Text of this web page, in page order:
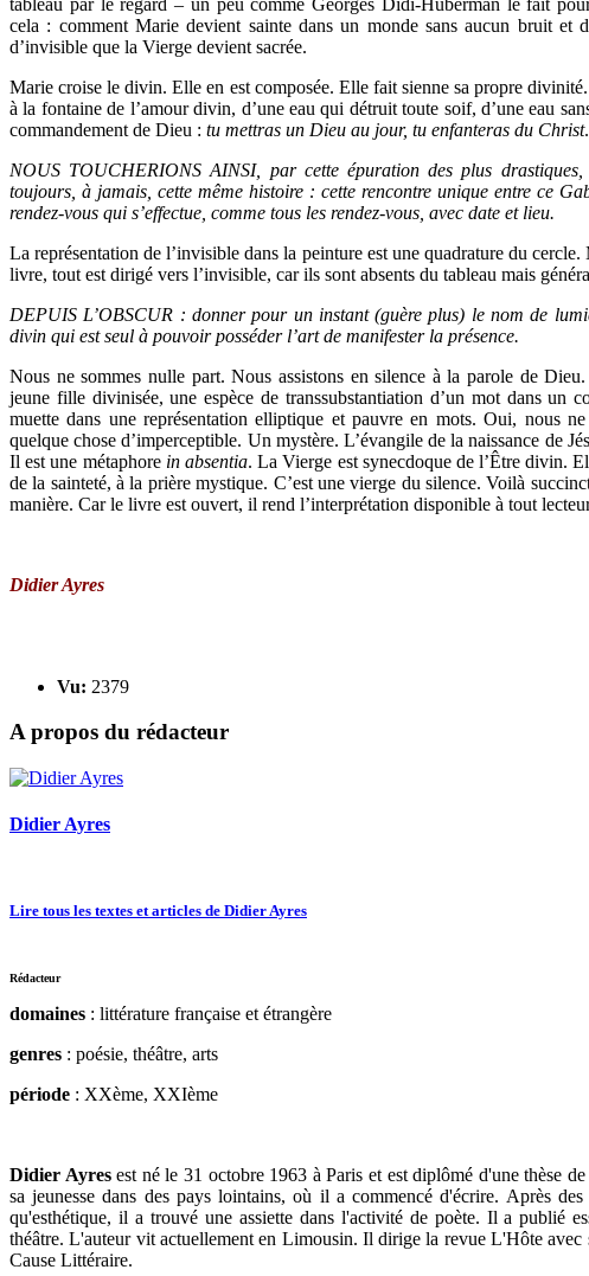
cela : comment Marie devient sainte dans un monde sans aucun bruit et
d’invisible que la Vierge devient sacrée.
Marie croise le divin. Elle en est composée. Elle fait sienne sa propre
à la fontaine de l’amour divin, d’une eau qui détruit toute soif, d’une eau
commandement de Dieu : tu mettras un Dieu au jour, tu enfanteras du Christ.
NOUS TOUCHERIONS AINSI, par cette épuration des plus drastiques,
toujours, à jamais, cette même histoire : cette rencontre unique entre ce
rendez-vous qui s’effectue, comme tous les rendez-vous, avec date et lieu.
La représentation de l’invisible dans la peinture est une quadrature du
livre, tout est dirigé vers l’invisible, car ils sont absents du tableau mais
DEPUIS L’OBSCUR : donner pour un instant (guère plus) le nom de
divin qui est seul à pouvoir posséder l’art de manifester la présence.
Nous ne sommes nulle part. Nous assistons en silence à la parole de
jeune fille divinisée, une espèce de transsubstantiation d’un mot dans un
muette dans une représentation elliptique et pauvre en mots. Oui, nous
quelque chose d’imperceptible. Un mystère. L’évangile de la naissance de
Il est une métaphore in absentia. La Vierge est synecdoque de l’Être divin.
de la sainteté, à la prière mystique. C’est une vierge du silence. Voilà
manière. Car le livre est ouvert, il rend l’interprétation disponible à tout
Didier Ayres
Vu: 2379
A propos du rédacteur
Didier Ayres
Lire tous les textes et articles de Didier Ayres
Rédacteur
domaines : littérature française et étrangère
genres : poésie, théâtre, arts
période : XXème, XXIème
Didier Ayresest né le 31 octobre 1963 à Paris et est diplômé d'une thèse
sa jeunesse dans des pays lointains, où il a commencé d'écrire. Après
qu'esthétique, il a trouvé une assiette dans l'activité de poète. Il a publié
théâtre. L'auteur vit actuellement en Limousin. Il dirige la revue L'Hôte
Cause Littéraire.